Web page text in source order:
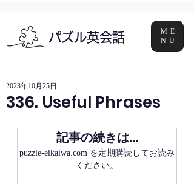
パズル英会話
ME
NU
336. Useful Phrases
2023年10月25日
記事の続きは…
puzzle-eikaiwa.com を定期購読してお読み
ください。